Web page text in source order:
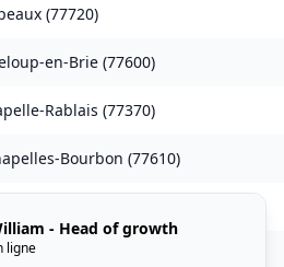
(77720)
en-Brie (77600)
Rablais (77370)
Bourbon (77610)
(77410
- Head of growth
ligne